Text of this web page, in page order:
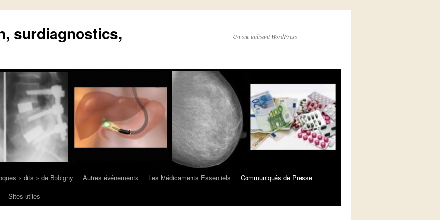
surdiagnostics,
Un site utilisant WordPress
« dits » de Bobigny Autres événements Les Médicaments Essentiels
Communiqués de Presse
Sites utiles